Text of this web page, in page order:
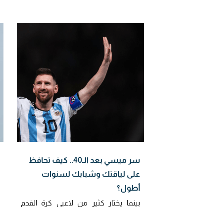
سر ميسي بعد الـ40.. كيف تحافظ
على لياقتك وشبابك لسنوات
أطول؟
بينما يختار كثير من لاعبي كرة القدم